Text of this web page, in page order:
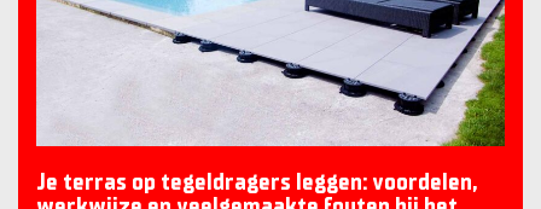
Je terras op tegeldragers leggen: voordelen,